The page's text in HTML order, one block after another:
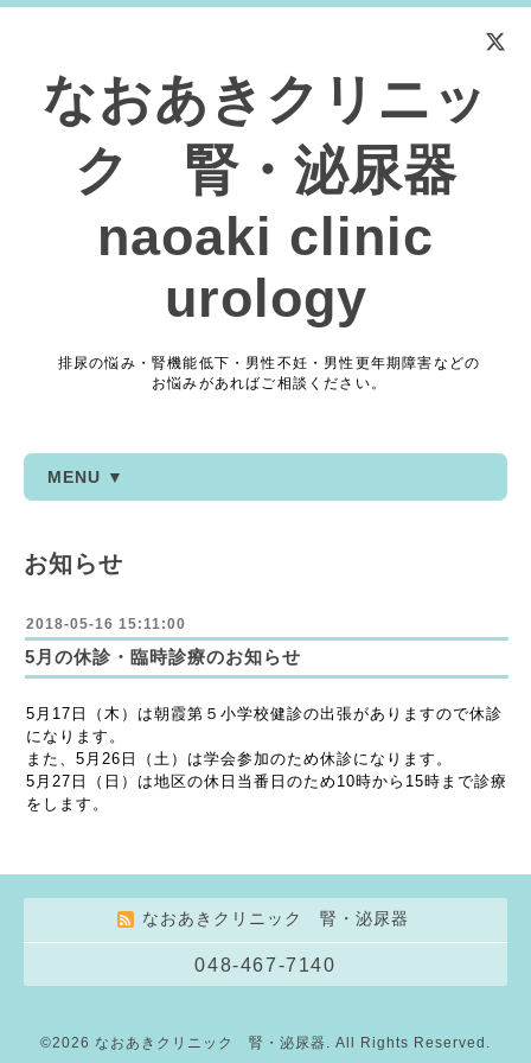
なおあきクリニッ
ク 腎・泌尿器
naoaki clinic
urology
排尿の悩み・腎機能低下・男性不妊・男性更年期障害などの
お悩みがあればご相談ください。
MENU ▼
お知らせ
2018-05-16 15:11:00
5月の休診・臨時診療のお知らせ
5月17日（木）は朝霞第５小学校健診の出張がありますので休診
になります。
また、5月26日（土）は学会参加のため休診になります。
5月27日（日）は地区の休日当番日のため10時から15時まで診療
をします。
なおあきクリニック 腎・泌尿器
048-467-7140
©2026 なおあきクリニック 腎・泌尿器 . All Rights Reserved.